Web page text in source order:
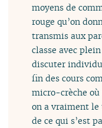
moyens de
rouge qu’on
transmis aux
classe avec
discuter
fin des cours
micro-crèche où
on a vraiment
de ce qui s’est